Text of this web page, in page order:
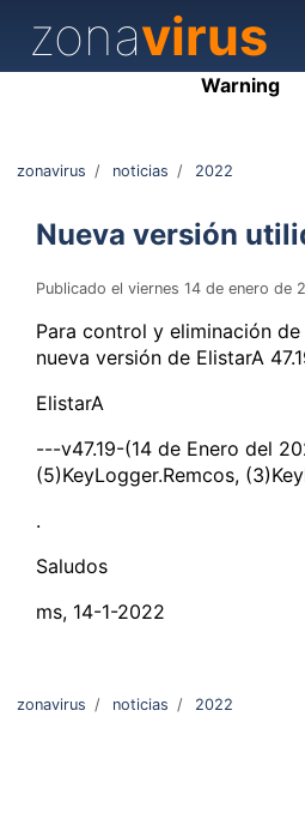
Warning
zonavirus
zonavirus / noticias / 2022
Nueva versión
Publicado el viernes 14 de enero de
Para control y eliminación
nueva versión de ElistarA
ElistarA
---v47.19-(14 de Enero del
(5)KeyLogger.Remcos,
.
Saludos
ms, 14-1-2022
zonavirus / noticias / 2022